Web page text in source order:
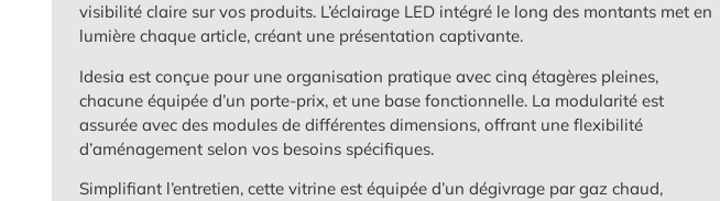
visibilité claire sur vos produits. L’éclairage LED intégré le long des montants met en
lumière chaque article, créant une présentation captivante.
Idesia est conçue pour une organisation pratique avec cinq étagères pleines,
chacune équipée d’un porte-prix, et une base fonctionnelle. La modularité est
assurée avec des modules de différentes dimensions, offrant une flexibilité
d’aménagement selon vos besoins spécifiques.
Simplifiant l’entretien, cette vitrine est équipée d’un dégivrage par gaz chaud,